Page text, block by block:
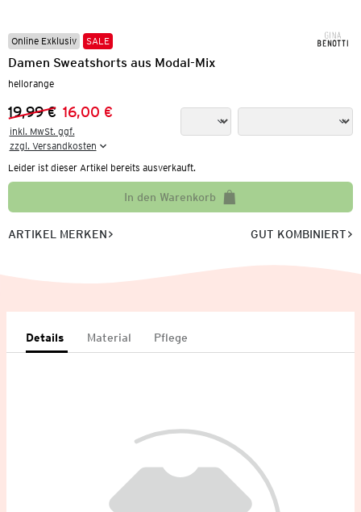
Online Exklusiv SALE
Damen Sweatshorts aus Modal-Mix
hellorange
Vorheriger Preis:
19,99 €
Neuer Preis:
16,00 €
inkl. MwSt. ggf.
zzgl. Versandkosten
Leider ist dieser Artikel bereits ausverkauft.
In den Warenkorb
ARTIKEL MERKEN GUT KOMBINIERT
Details Material Pflege